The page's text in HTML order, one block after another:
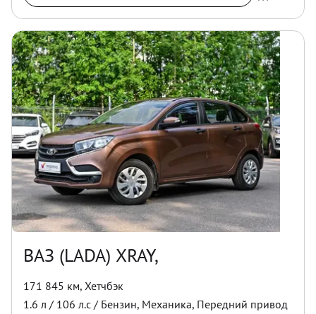
ВАЗ (LADA) XRAY,
171 845 км, Хетчбэк
1.6 л / 106 л.с / Бензин, Механика, Передний привод